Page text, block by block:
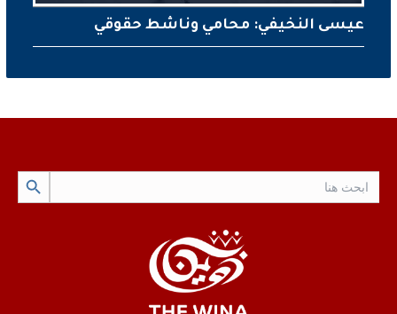
عيسى النخيفي: محامي وناشط حقوقي
Search
Search Button